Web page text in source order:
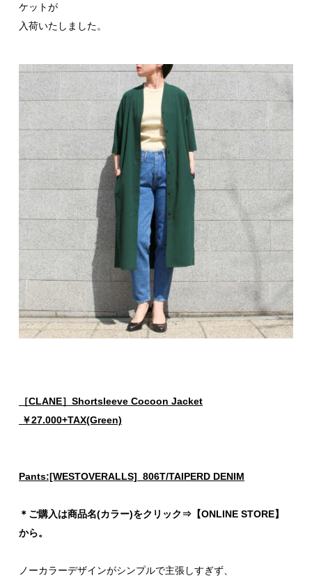
ケットが
入荷いたしました。
［CLANE］Shortsleeve Cocoon Jacket
￥27.000+TAX(Green)
Pants:[WESTOVERALLS] 806T/TAIPERD DENIM
＊ご購入は商品名(カラー)をクリック⇒【ONLINE STORE】
から。
ノーカラーデザインがシンプルで主張しすぎず、